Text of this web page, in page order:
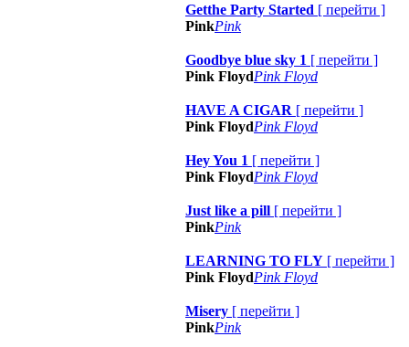
Getthe Party Started [ перейти ]
PinkPink
Goodbye blue sky 1 [ перейти ]
Pink FloydPink Floyd
HAVE A CIGAR [ перейти ]
Pink FloydPink Floyd
Hey You 1 [ перейти ]
Pink FloydPink Floyd
Just like a pill [ перейти ]
PinkPink
LEARNING TO FLY [ перейти ]
Pink FloydPink Floyd
Misery [ перейти ]
PinkPink